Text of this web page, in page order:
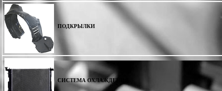
ПОДКРЫЛКИ
СИСТЕМА ОХЛАЖДЕНИЯ